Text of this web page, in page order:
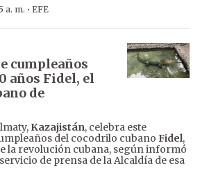
a. m. · EFE
cumpleaños
años Fidel, el
de
Kazajistán, celebra este
del cocodrilo cubano Fidel,
la revolución cubana, según informó
de prensa de la Alcaldía de esa